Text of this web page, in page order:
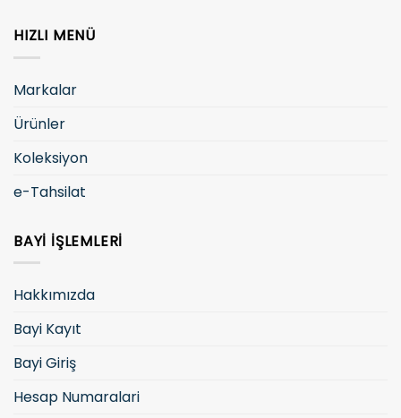
HIZLI MENÜ
Markalar
Ürünler
Koleksiyon
e-Tahsilat
BAYI İŞLEMLERI
Hakkımızda
Bayi Kayıt
Bayi Giriş
Hesap Numaralari